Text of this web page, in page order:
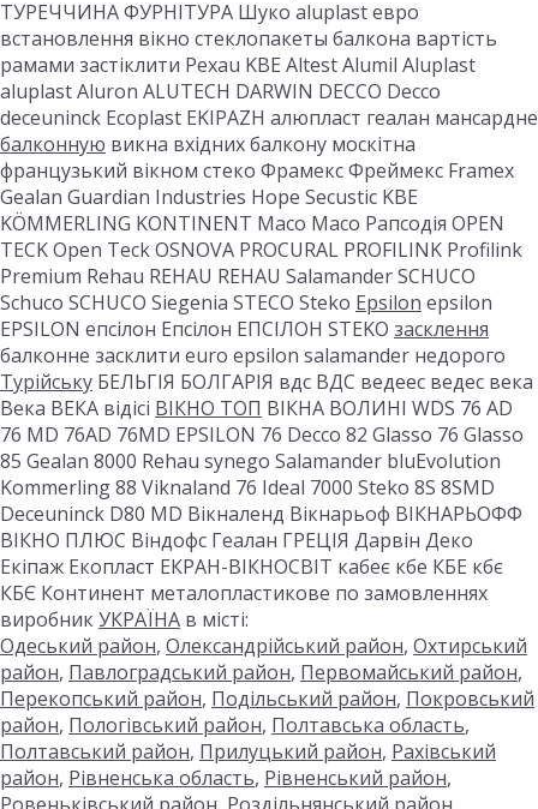
ТУРЕЧЧИНА ФУРНІТУРА Шуко aluplast евро
встановлення вікно стеклопакеты балкона вартість
рамами застіклити Рехаu KBE Altest Alumil Aluplast
aluplast Aluron ALUTECH DARWIN DECCO Decco
deceuninck Ecoplast EKIPAZH алюпласт геалан мансардне
балконную викна вхідних балкону москітна
французький вікном стеко Фрамекс Фреймекс Framex
Gealan Guardian Industries Hope Secustic KBE
KÖMMERLING KONTINENT Maco Maco Рапсодія OPEN
TECK Open Teck OSNOVA PROCURAL PROFILINK Profilink
Premium Rehau REHAU REHAU Salamander SCHUCO
Schuco SCHUCO Siegenia STECO Steko Epsilon epsilon
EPSILON епсілон Епсілон ЕПСІЛОН STEKO засклення
балконне засклити euro epsilon salamander недорого
Турійську БЕЛЬГІЯ БОЛГАРІЯ вдс ВДС ведеес ведес века
Века ВЕКА відісі ВІКНО ТОП ВІКНА ВОЛИНІ WDS 76 AD
76 MD 76AD 76MD EPSILON 76 Decco 82 Glasso 76 Glasso
85 Gealan 8000 Rehau synego Salamander bluEvolution
Kommerling 88 Viknaland 76 Ideal 7000 Steko 8S 8SMD
Deceuninck D80 MD Вікналенд Вікнарьоф ВІКНАРЬОФФ
ВІКНО ПЛЮС Віндофс Геалан ГРЕЦІЯ Дарвін Деко
Екіпаж Екопласт ЕКРАН-ВІКНОСВІТ кабеє кбе КБЕ кбє
КБЄ Континент металопластикове по замовленнях
виробникУКРАЇНА в місті:
Одеський район, Олександрійський район, Охтирський
район, Павлоградський район, Первомайський район,
Перекопський район, Подільський район, Покровський
район, Пологівський район, Полтавська область,
Полтавський район, Прилуцький район, Рахівський
район, Рівненська область, Рівненський район,